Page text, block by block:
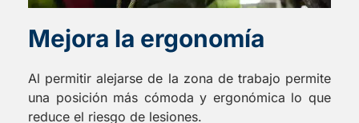
Mejora la ergonomía
Al permitir alejarse de la zona de trabajo permite
una posición más cómoda y ergonómica lo que
reduce el riesgo de lesiones.